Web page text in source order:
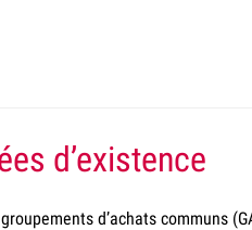
d’existence
d’achats communs